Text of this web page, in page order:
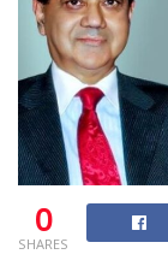
0
SHARES